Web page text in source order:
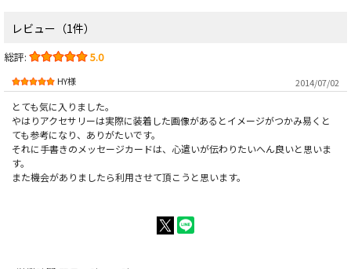
レビュー（1件）
総評: 5.0
HY様 2014/07/02
とても気に入りました。
やはりアクセサリーは実際に装着した画像があるとイメージがつかみ易くと
ても参考になり、ありがたいです。
それに手書きのメッセージカードは、心遣いが伝わりたいへん良いと思いま
す。
また機会がありましたら利用させて頂こうと思います。